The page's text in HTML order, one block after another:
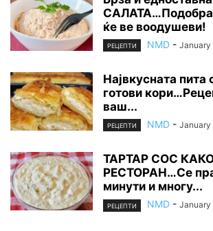
САЛАТА…Подобра
ќе ве воодушеви!
РЕЦЕПТИ NMD - January
Највкусната
готови
ваш...
РЕЦЕПТИ NMD - January
ТАРТАР СОС
РЕСТОРАН…Се
минути и многу...
РЕЦЕПТИ NMD - January